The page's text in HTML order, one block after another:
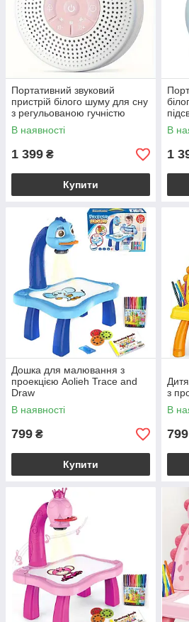
Портативний звуковий
пристрій білого шуму для сну
з регульованою гучністю
В наявності
1 399 ₴
Купити
В
1
Дошка для малювання з
проекцією Aolieh Trace and
Draw
В наявності
799 ₴
Купити
з
В
799